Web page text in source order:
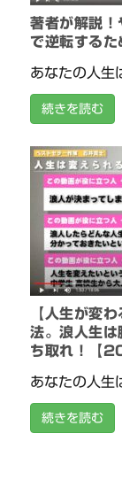
著者が解説
で逆転するた
あなたの人生
続きを読む
【人生が変
法。浪人生は
ち取れ！【
あなたの人生
続きを読む